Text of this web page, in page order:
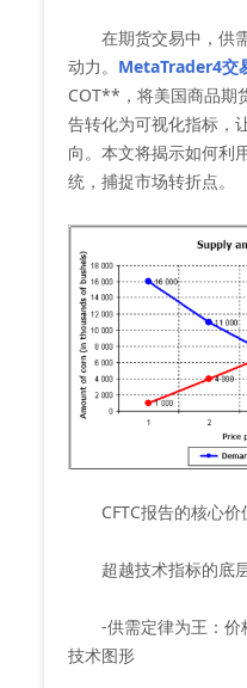
在期货交易中，供需
动力。 MetaTrader4交
COT**，将美国商品期
告转化为可视化指标，
向。本文将揭示如何利
统，捕捉市场转折点。
CFTC报告的核心价
超越技术指标的底
-供需定律为王：价
技术图形